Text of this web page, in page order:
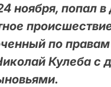
ноября, попал
по правам
Кулеба с